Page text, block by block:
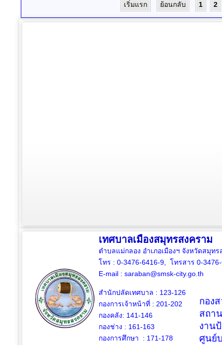
เริ่มแรก ย้อนกลับ 1 2
เทศบาลเมืองสมุทรสงคราม
ตำบลแม่กลอง อำเภอเมืองฯ จังหวัดสมุท
โทร : 0-3476-6416-9, โทรสาร 0-
E-mail : saraban@smsk-city.go.th
สำนักปลัดเทศบาล : 123-126
กองการเจ้าหน้าที่ : 201-202
กองคลัง: 141-146
กองช่าง : 161-163
กองการศึกษา : 171-178
กอง
สถา
งาน
ศูนย์